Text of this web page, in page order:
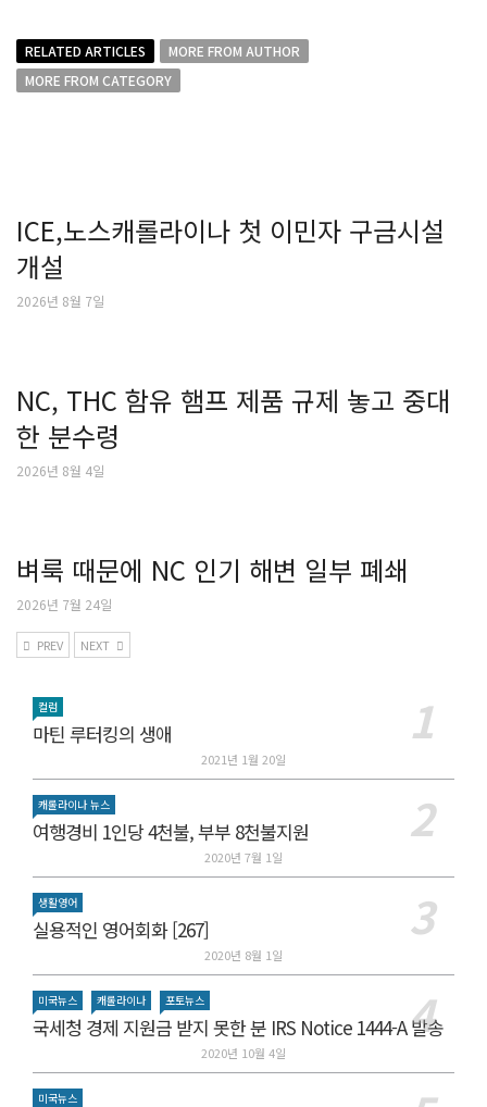
RELATED ARTICLES
MORE FROM AUTHOR
MORE FROM CATEGORY
ICE,노스캐롤라이나 첫 이민자 구금시설
개설
2026년 8월 7일
NC, THC 함유 햄프 제품 규제 놓고 중대
한 분수령
2026년 8월 4일
벼룩 때문에 NC 인기 해변 일부 폐쇄
2026년 7월 24일
PREV NEXT
컬럼
마틴 루터킹의 생애
2021년 1월 20일
캐롤라이나 뉴스
여행경비 1인당 4천불, 부부 8천불지원
2020년 7월 1일
생활영어
실용적인 영어회화 [267]
2020년 8월 1일
미국뉴스 캐롤라이나 포토뉴스
국세청 경제 지원금 받지 못한 분 IRS Notice 1444-A 발송
2020년 10월 4일
미국뉴스